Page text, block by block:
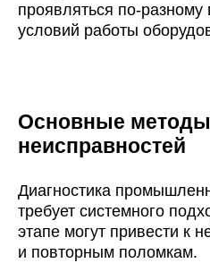
проявляться по-разному
условий работы
Основные методы
неисправностей
Диагностика
требует системного
этапе могут привести к
и повторным поломкам.